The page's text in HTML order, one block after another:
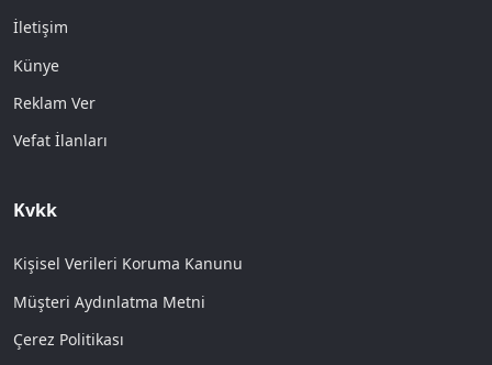
İletişim
Künye
Reklam Ver
Vefat İlanları
Kvkk
Kişisel Verileri Koruma Kanunu
Müşteri Aydınlatma Metni
Çerez Politikası